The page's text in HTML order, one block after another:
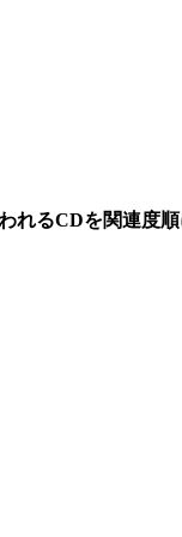
れるCDを関連度